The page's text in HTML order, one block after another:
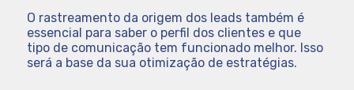
O rastreamento da origem dos leads também é
essencial para saber o perfil dos clientes e que
tipo de comunicação tem funcionado melhor. Isso
será a base da sua otimização de estratégias.